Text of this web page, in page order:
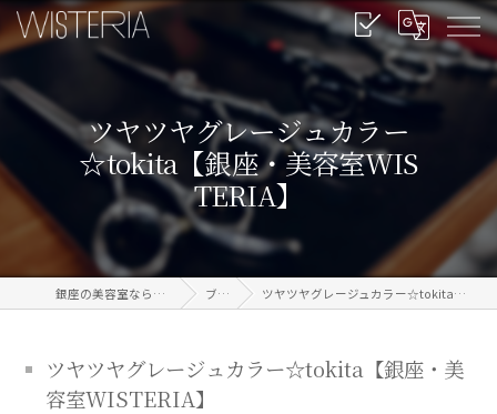
ツヤツヤグレージュカラー
☆tokita【銀座・美容室WIS
TERIA】
銀座の美容室なら信頼のWISTERIA ブログ ツヤツヤグレージュカラー☆tokita【銀座・美容室WISTERIA】
ツヤツヤグレージュカラー☆tokita【銀座・美
容室WISTERIA】